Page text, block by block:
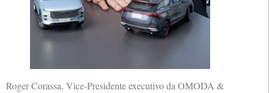
Roger Corassa, Vice-Presidente executivo da OMODA &